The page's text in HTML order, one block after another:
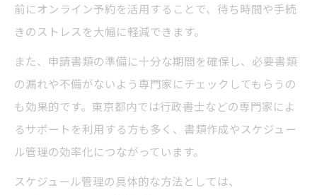
前にオンライン予約を活用することで、待ち時間や手続
きのストレスを大幅に軽減できます。
また、申請書類の準備に十分な期間を確保し、必要書類
の漏れや不備がないよう専門家にチェックしてもらうの
も効果的です。東京都内では行政書士などの専門家によ
るサポートを利用する方も多く、書類作成やスケジュー
ル管理の効率化につながっています。
スケジュール管理の具体的な方法としては、